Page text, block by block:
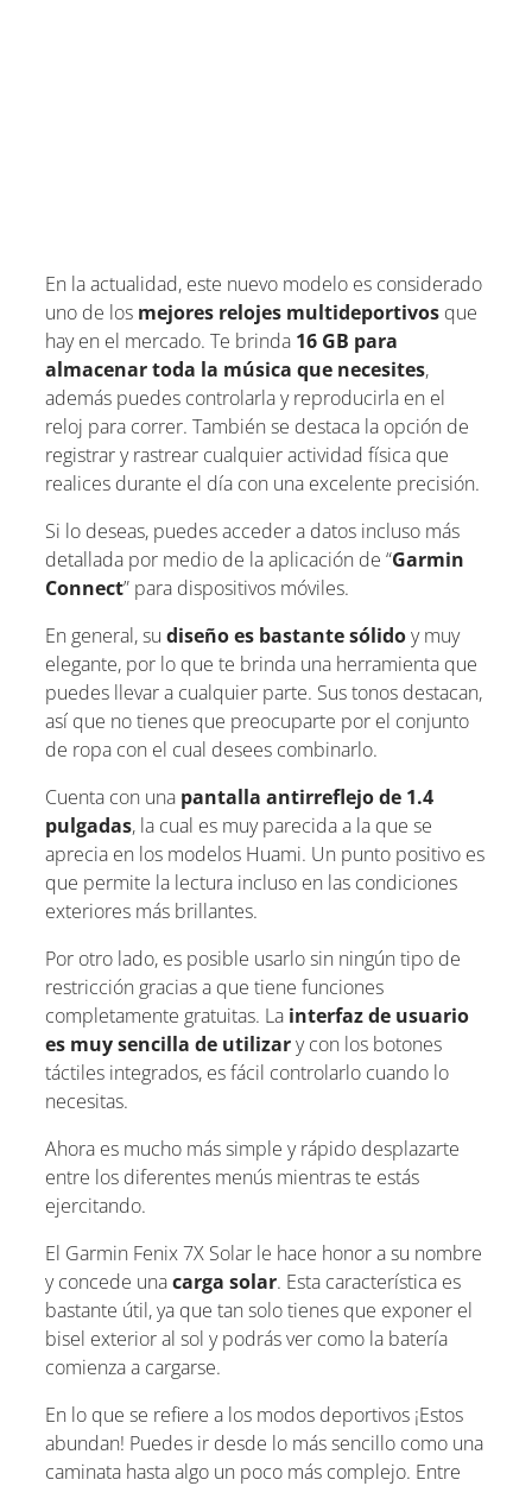
En la actualidad, este nuevo modelo es considerado
uno de los mejores relojes multideportivos que
hay en el mercado. Te brinda 16 GB para
almacenar toda la música que necesites,
además puedes controlarla y reproducirla en el
reloj para correr. También se destaca la opción de
registrar y rastrear cualquier actividad física que
realices durante el día con una excelente precisión.
Si lo deseas, puedes acceder a datos incluso más
detallada por medio de la aplicación de “Garmin
Connect” para dispositivos móviles.
En general, su diseño es bastante sólidoy muy
elegante, por lo que te brinda una herramienta que
puedes llevar a cualquier parte. Sus tonos destacan,
así que no tienes que preocuparte por el conjunto
de ropa con el cual desees combinarlo.
Cuenta con una pantalla antirreflejo de 1.4
pulgadas, la cual es muy parecida a la que se
aprecia en los modelos Huami. Un punto positivo es
que permite la lectura incluso en las condiciones
exteriores más brillantes.
Por otro lado, es posible usarlo sin ningún tipo de
restricción gracias a que tiene funciones
completamente gratuitas. La interfaz de usuario
es muy sencilla de utilizary con los botones
táctiles integrados, es fácil controlarlo cuando lo
necesitas.
Ahora es mucho más simple y rápido desplazarte
entre los diferentes menús mientras te estás
ejercitando.
El Garmin Fenix 7X Solar le hace honor a su nombre
y concede unacarga solar. Esta característica es
bastante útil, ya que tan solo tienes que exponer el
bisel exterior al sol y podrás ver como la batería
comienza a cargarse.
En lo que se refiere a los modos deportivos ¡Estos
abundan! Puedes ir desde lo más sencillo como una
caminata hasta algo un poco más complejo. Entre